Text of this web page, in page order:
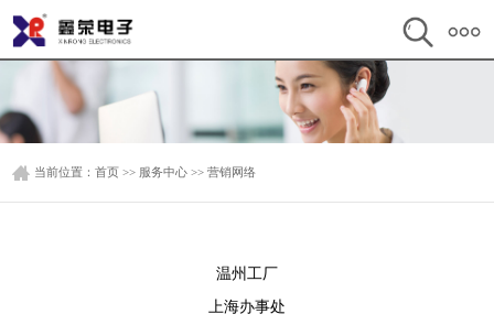
当前位置： 首页 >> 服务中心>> 营销网络
温州工厂
上海办事处